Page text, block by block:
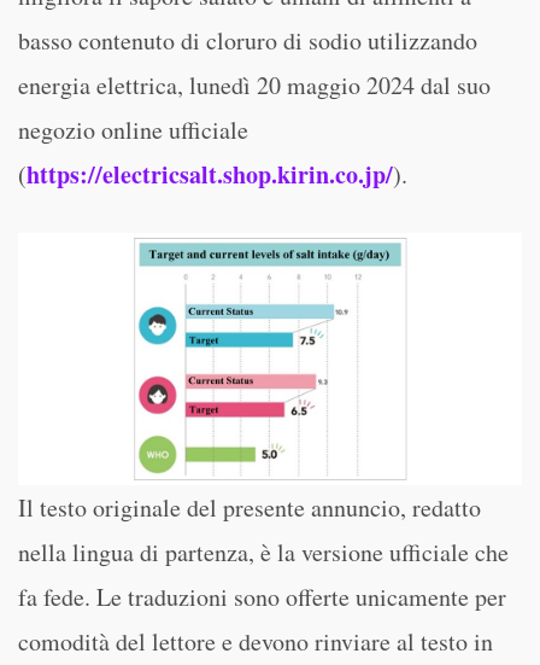
basso contenuto di cloruro di sodio utilizzando
energia elettrica, lunedì 20 maggio 2024 dal suo
negozio online ufficiale
(https://electricsalt.shop.kirin.co.jp/).
Il testo originale del presente annuncio, redatto
nella lingua di partenza, è la versione ufficiale che
fa fede. Le traduzioni sono offerte unicamente per
comodità del lettore e devono rinviare al testo in